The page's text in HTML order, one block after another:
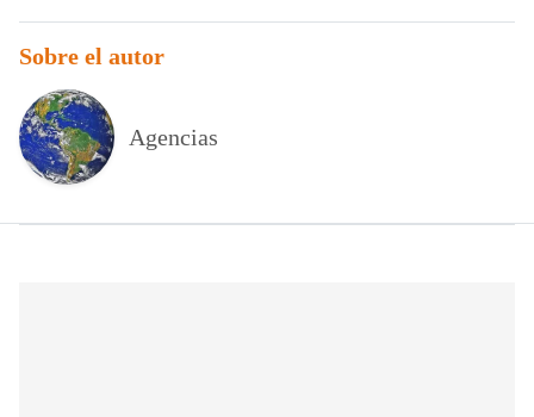
Sobre el autor
Agencias